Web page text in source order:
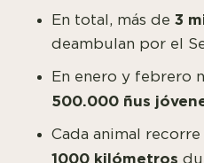
En total, más de 3
deambulan por el
En enero y febrero
500.000 ñus
Cada animal
1000 kilómetros